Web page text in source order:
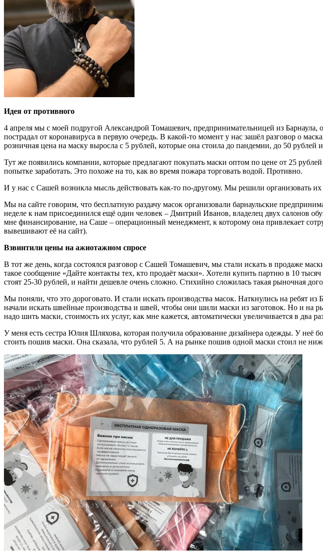
Идея от противного
4 апреля мы с моей подругой Александрой Томашевич, предпринимательницей из
пострадал от коронавируса в первую очередь. В какой-то момент у нас зашёл разговор о
розничная цена на маску выросла с 5 рублей, которые она стоила до пандемии, до 50 рублей
Тут же появились компании, которые предлагают покупать маски оптом по цене от 25
попытке заработать. Это похоже на то, как во время пожара торговать водой. Противно.
И у нас с Сашей возникла мысль действовать как-то по-другому. Мы решили организовать
Мы на сайте говорим, что бесплатную раздачу масок организовали барнаульские
неделе к нам присоединился ещё один человек – Дмитрий Иванов, владелец двух салонов
мне финансирование, на Саше – операционный менеджмент, к которому она привлекает
вывешивают её на сайт).
Взвинтили цены на ажиотажном спросе
В тот же день, когда состоялся разговор с Сашей Томашевич, мы стали искать в продаже
такое сообщение «Дайте контакты тех, кто продаёт маски». Хотели купить партию в 10
стоят 25-30 рублей, и найти дешевле очень сложно. Стихийно сложилась такая рыночная
Мы поняли, что это дороговато. И стали искать производства масок. Наткнулись на ребят
начали искать швейные производства и швей, чтобы они шили маски из заготовок. Но и на
надо шить маски, стоимость их услуг, как мне кажется, автоматически увеличивается в два
У меня есть сестра Юлия Шляхова, которая получила образование дизайнера одежды. У неё
стоить пошив маски. Она сказала, что рублей 5. А на рынке пошив одной маски стоил не